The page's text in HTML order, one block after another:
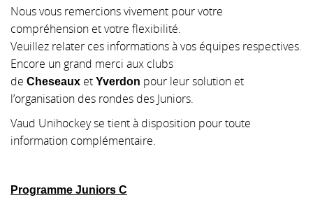
Nous vous remercions vivement pour votre
compréhension et votre flexibilité.
Veuillez relater ces informations à vos équipes respectives.
Encore un grand merci aux clubs
de Cheseaux et Yverdon pour leur solution et
l’organisation des rondes des Juniors.
Vaud Unihockey se tient à disposition pour toute
information complémentaire.
Programme Juniors C